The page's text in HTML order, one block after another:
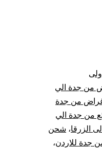
من جدة الي
من جدة
من جدة الي
الزرقا، شحن
جدة للاردن،